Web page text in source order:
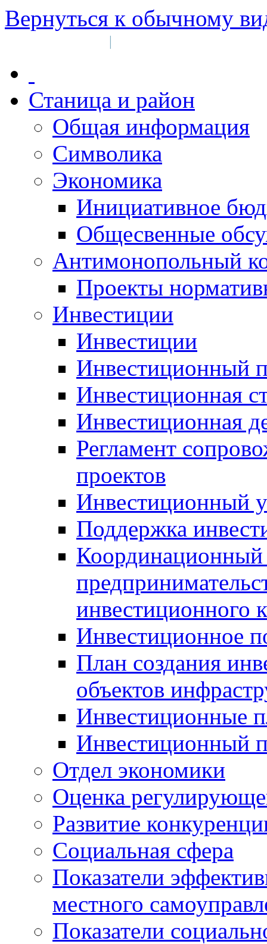
Вернуться к обычному
|
Станица и район
Общая информация
Символика
Экономика
Инициативное
Общесвенные
Антимонопольный
Проекты
Инвестиции
Инвестиции
Инвестиционный
Инвестиционная
Инвестиционная
Регламент
проектов
Инвестиционный
Поддержка
Координационный
инвестиционного
Инвестиционное
План создания
объектов
Инвестиционные
Инвестиционный
Отдел экономики
Оценка
Развитие
Социальная сфера
Показатели
местного
Показатели